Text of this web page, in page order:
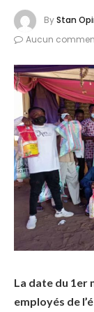
ByStan
Aucun
La date du 1er
employés de